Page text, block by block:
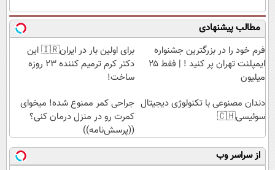
مطالب پیشنهادی
فرم خود را در بزرگترین جشنواره
ایمپلنت تهران پر کنید ! | فقط ۲۵
میلیون
برای اولین بار در ایران🇮🇷 این
دکتر کرم ترمیم کننده 23 روزه
ساخت!
دندان مصنوعی با تکنولوژی دیجیتال
سوئیسی🇨🇭
جراحی کمر ممنوع شده! میخوای
کمرت رو در منزل درمان کنی؟
((پرسش‌نامه))
از سراسر وب